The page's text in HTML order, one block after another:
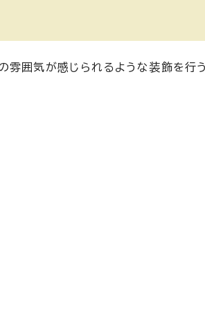
雰囲気が感じられるような装飾を行